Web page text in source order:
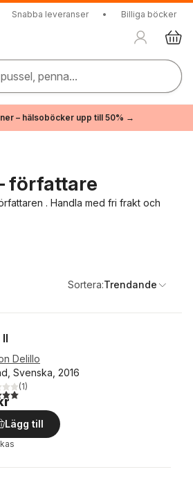
Snabba leveranser • Billiga böcker
penna...
– hälsoböcker upp till 50% →
författare
. Handla med fri frakt och
Sortera:Trendande
Delillo
Svenska, 2016
5 stjärnor. Totalt antal röster:
(1)
Lägg till